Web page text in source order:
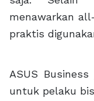
menawarkan
praktis
ASUS
untuk pelaku